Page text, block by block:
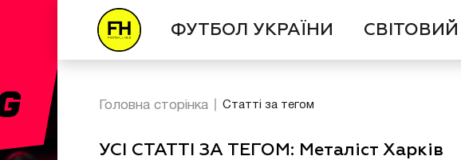
ФУТБОЛ УКРАЇНИ
Головна сторінка Статті за тегом
УСІ СТАТТІ ЗА ТЕГОМ: Металіст Харків